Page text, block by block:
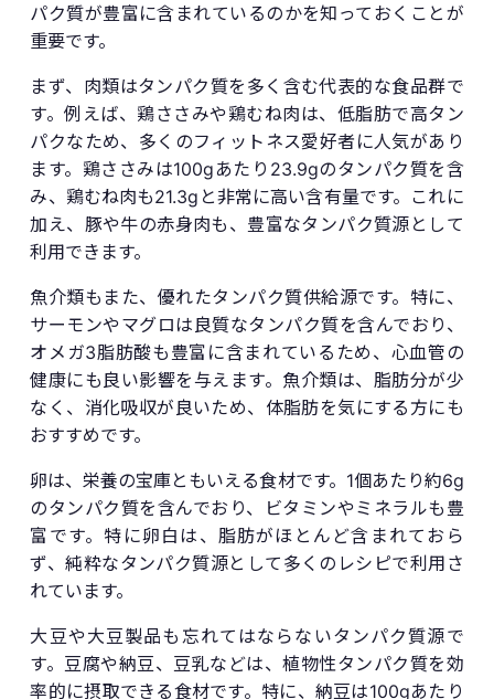
パク質が豊富に含まれているのかを知っておくことが
重要です。
まず、肉類はタンパク質を多く含む代表的な食品群で
す。例えば、鶏ささみや鶏むね肉は、低脂肪で高タン
パクなため、多くのフィットネス愛好者に人気があり
ます。鶏ささみは100gあたり23.9gのタンパク質を含
み、鶏むね肉も21.3gと非常に高い含有量です。これに
加え、豚や牛の赤身肉も、豊富なタンパク質源として
利用できます。
魚介類もまた、優れたタンパク質供給源です。特に、
サーモンやマグロは良質なタンパク質を含んでおり、
オメガ3脂肪酸も豊富に含まれているため、心血管の
健康にも良い影響を与えます。魚介類は、脂肪分が少
なく、消化吸収が良いため、体脂肪を気にする方にも
おすすめです。
卵は、栄養の宝庫ともいえる食材です。1個あたり約6g
のタンパク質を含んでおり、ビタミンやミネラルも豊
富です。特に卵白は、脂肪がほとんど含まれておら
ず、純粋なタンパク質源として多くのレシピで利用さ
れています。
大豆や大豆製品も忘れてはならないタンパク質源で
す。豆腐や納豆、豆乳などは、植物性タンパク質を効
率的に摂取できる食材です。特に、納豆は100gあたり